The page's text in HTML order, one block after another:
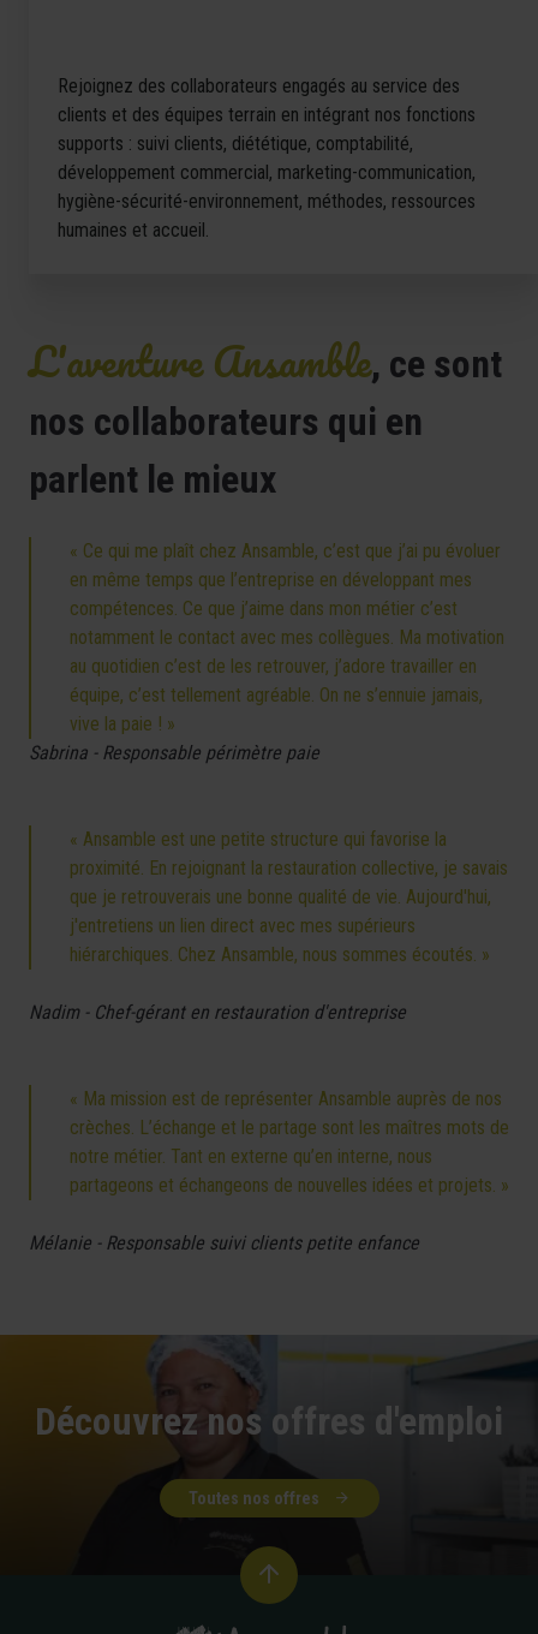
Rejoignez des collaborateurs engagés au service des
clients et des équipes terrain en intégrant nos fonctions
supports : suivi clients, diététique, comptabilité,
développement commercial, marketing-communication,
hygiène-sécurité-environnement, méthodes, ressources
humaines et accueil.
L'aventure Ansamble, ce sont
nos collaborateurs qui en
parlent le mieux
« Ce qui me plaît chez Ansamble, c’est que j’ai pu évoluer
en même temps que l’entreprise en développant mes
compétences. Ce que j’aime dans mon métier c’est
notamment le contact avec mes collègues. Ma motivation
au quotidien c’est de les retrouver, j’adore travailler en
équipe, c’est tellement agréable. On ne s’ennuie jamais,
vive la paie ! »
Sabrina - Responsable périmètre paie
« Ansamble est une petite structure qui favorise la
proximité. En rejoignant la restauration collective, je savais
que je retrouverais une bonne qualité de vie. Aujourd'hui,
j'entretiens un lien direct avec mes supérieurs
hiérarchiques. Chez Ansamble, nous sommes écoutés. »
Nadim - Chef-gérant en restauration d'entreprise
« Ma mission est de représenter Ansamble auprès de nos
crèches. L’échange et le partage sont les maîtres mots de
notre métier. Tant en externe qu’en interne, nous
partageons et échangeons de nouvelles idées et projets. »
Mélanie - Responsable suivi clients petite enfance
Découvrez nos offres d'emploi
Toutes nos offres